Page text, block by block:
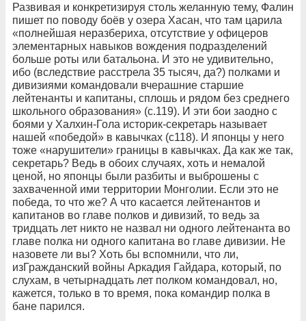
Развивая и конкретизируя столь желанную тему, Фалин
пишет по поводу боёв у озера Хасан, что там царила
«полнейшая неразбериха, отсутствие у офицеров
элементарных навыков вождения подразделений
больше роты или батальона. И это не удивительно,
ибо (вследствие расстрела 35 тысяч, да?) полками и
дивизиями командовали вчерашние старшие
лейтенанты и капитаны, сплошь и рядом без среднего
школьного образования» (с.119). И эти бои заодно с
боями у Халхин-Гола историк-секретарь называет
нашей «победой» в кавычках (с118). И японцы у него
тоже «нарушители» границы в кавычках. Да как же так,
секретарь? Ведь в обоих случаях, хоть и немалой
ценой, но японцы были разбиты и выброшены с
захваченной ими территории Монголии. Если это не
победа, то что же? А что касается лейтенантов и
капитанов во главе полков и дивизий, то ведь за
тридцать лет никто не назвал ни одного лейтенанта во
главе полка ни одного капитана во главе дивизии. Не
назовете ли вы? Хоть бы вспомнили, что ли,
изГражданский войны Аркадия Гайдара, который, по
слухам, в четырнадцать лет полком командовал, но,
кажется, только в то время, пока командир полка в
бане парился.